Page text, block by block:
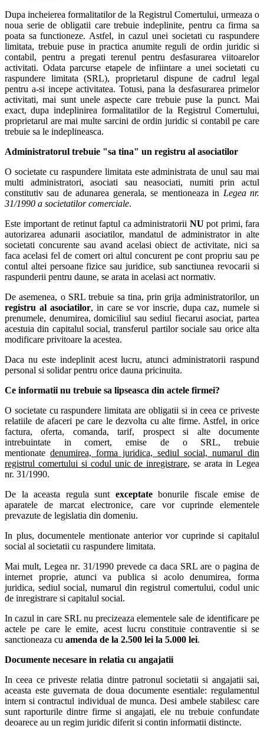
Dupa incheierea formalitatilor de la Registrul Comertului, urmeaza o
noua serie de obligatii care trebuie indeplinite, pentru ca firma sa
poata sa functioneze. Astfel, in cazul unei societati cu raspundere
limitata, trebuie puse in practica anumite reguli de ordin juridic si
contabil, pentru a pregati terenul pentru desfasurarea viitoarelor
activitati. Odata parcurse etapele de infiintare a unei societati cu
raspundere limitata (SRL), proprietarul dispune de cadrul legal
pentru a-si incepe activitatea. Totusi, pana la desfasurarea primelor
activitati, mai sunt unele aspecte care trebuie puse la punct. Mai
exact, dupa indeplinirea formalitatilor de la Registrul Comertului,
proprietarul are mai multe sarcini de ordin juridic si contabil pe care
trebuie sa le indeplineasca.
Administratorul trebuie "sa tina" un registru al asociatilor
O societate cu raspundere limitata este administrata de unul sau mai
multi administratori, asociati sau neasociati, numiti prin actul
constitutiv sau de adunarea generala, se mentioneaza in Legea nr.
31/1990 a societatilor comerciale.
Este important de retinut faptul ca administratorii NU pot primi, fara
autorizarea adunarii asociatilor, mandatul de administrator in alte
societati concurente sau avand acelasi obiect de activitate, nici sa
faca acelasi fel de comert ori altul concurent pe cont propriu sau pe
contul altei persoane fizice sau juridice, sub sanctiunea revocarii si
raspunderii pentru daune, se arata in acelasi act normativ.
De asemenea, o SRL trebuie sa tina, prin grija administratorilor, un
registru al asociatilor, in care se vor inscrie, dupa caz, numele si
prenumele, denumirea, domiciliul sau sediul fiecarui asociat, partea
acestuia din capitalul social, transferul partilor sociale sau orice alta
modificare privitoare la acestea.
Daca nu este indeplinit acest lucru, atunci administratorii raspund
personal si solidar pentru orice dauna pricinuita.
Ce informatii nu trebuie sa lipseasca din actele firmei?
O societate cu raspundere limitata are obligatii si in ceea ce priveste
relatiile de afaceri pe care le dezvolta cu alte firme. Astfel, in orice
factura, oferta, comanda, tarif, prospect si alte documente
intrebuintate in comert, emise de o SRL, trebuie
mentionate denumirea, forma juridica, sediul social, numarul din
registrul comertului si codul unic de inregistrare, se arata in Legea
nr. 31/1990.
De la aceasta regula sunt exceptatebonurile fiscale emise de
aparatele de marcat electronice, care vor cuprinde elementele
prevazute de legislatia din domeniu.
In plus, documentele mentionate anterior vor cuprinde si capitalul
social al societatii cu raspundere limitata.
Mai mult, Legea nr. 31/1990 prevede ca daca SRL are o pagina de
internet proprie, atunci va publica si acolo denumirea, forma
juridica, sediul social, numarul din registrul comertului, codul unic
de inregistrare si capitalul social.
In cazul in care SRL nu precizeaza elementele sale de identificare pe
actele pe care le emite, acest lucru constituie contraventie si se
sanctioneaza cu amenda de la 2.500 lei la 5.000 lei.
Documente necesare in relatia cu angajatii
In ceea ce priveste relatia dintre patronul societatii si angajatii sai,
aceasta este guvernata de doua documente esentiale: regulamentul
intern si contractul individual de munca. Desi ambele stabilesc care
sunt raporturile dintre firme si angajati, ele nu trebuie confundate
deoarece au un regim juridic diferit si contin informatii distincte.